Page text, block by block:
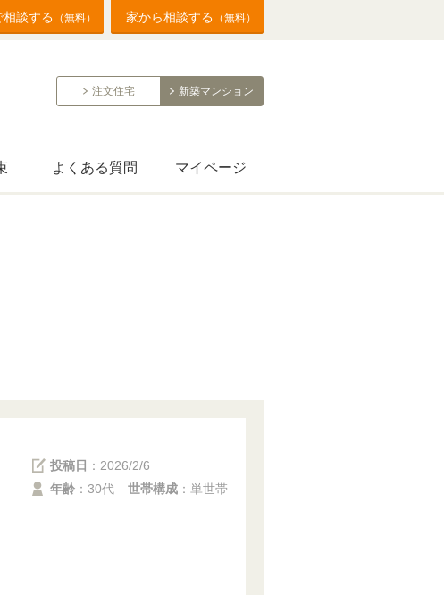
相談する （無料） 家から相談する （無料）
注文住宅 新築マンション
よくある質問 マイページ
投稿日 ： 2026/2/6
年齢 ：30代 世帯構成 ：単世帯